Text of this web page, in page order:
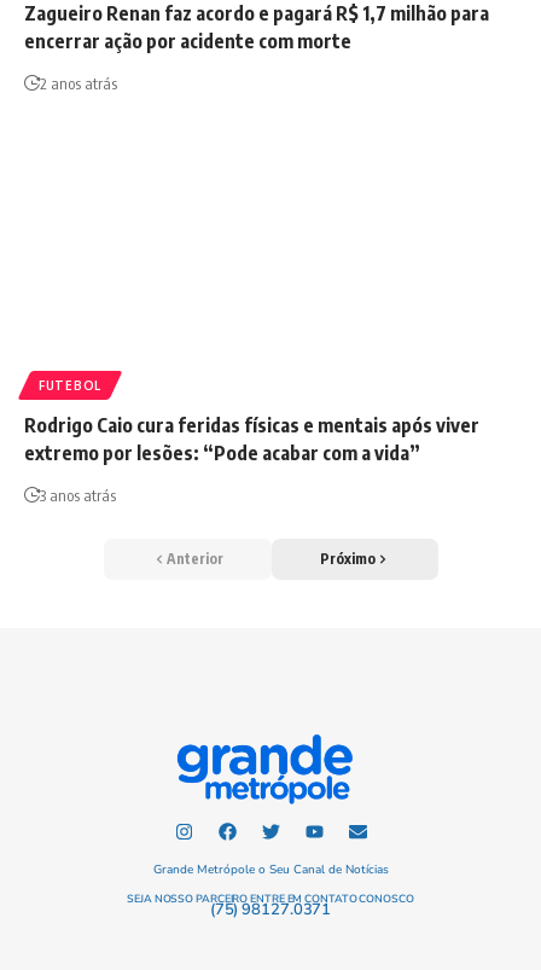
Zagueiro Renan faz acordo e pagará R$ 1,7 milhão para
encerrar ação por acidente com morte
2 anos atrás
FUTEBOL
Rodrigo Caio cura feridas físicas e mentais após viver
extremo por lesões: “Pode acabar com a vida”
3 anos atrás
Anterior Próximo
Grande Metrópole o Seu Canal de Notícias
SEJA NOSSO PARCEIRO ENTRE EM CONTATO CONOSCO
(75) 98127.0371